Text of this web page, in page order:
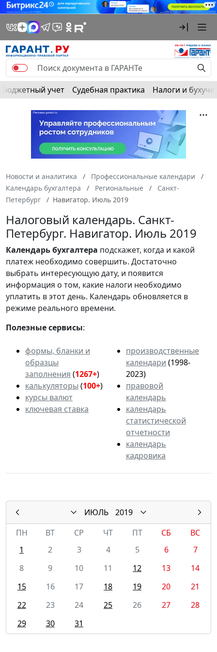
Бюджетный учет Судебная практика Налоги и
Новости и аналитика
Профессиональные календари
Календарь бухгалтера
Региональные
Санкт-
Петербург
Навигатор. Июль 2019
Налоговый календарь. Санкт-
Петербург. Навигатор. Июль 2019
Календарьбухгалтера подскажет, когда и какой
платеж необходимо совершить. Достаточно
выбрать интересующую дату, и появится
информация о том, какие налоги необходимо
уплатить в этот день. Календарь обновляется в
режиме реального времени.
Полезные сервисы:
формы, бланки и
образцы
заполнения (1267+)
калькуляторы (100+)
курсы валют
ключевая ставка
производственные
календари (1998-
2023)
правовой
календарь
календарь
статистической
отчетности
календарь
кадровика
ИЮЛЬ
2019
ПН
ВТ СР ЧТ ПТ СБ
ВС
1
2 3 4 5 6
7
8
9 10 11 12 13
14
15
16 17 18 19 20
21
22
23 24 25 26 27
28
29
30 31